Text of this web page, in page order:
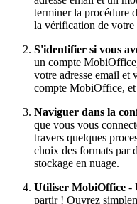
terminer la procédure
la vérification de votre
S'identifier si vous
un compte
votre adresse email et
compte MobiOffice, et
Naviguer dans la
que vous vous
travers quelques
choix des formats par
stockage en nuage.
Utiliser MobiOffice -
partir ! Ouvrez